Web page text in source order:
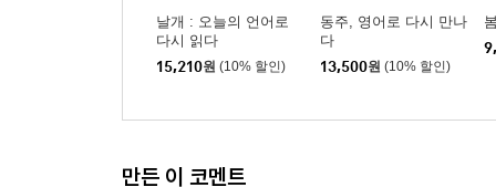
날개 : 오늘의 언어로
다시 읽다
15,210원 (10% 할인)
동주, 영어로 다시 만나
다
13,500원 (10% 할인)
만든 이 코멘트